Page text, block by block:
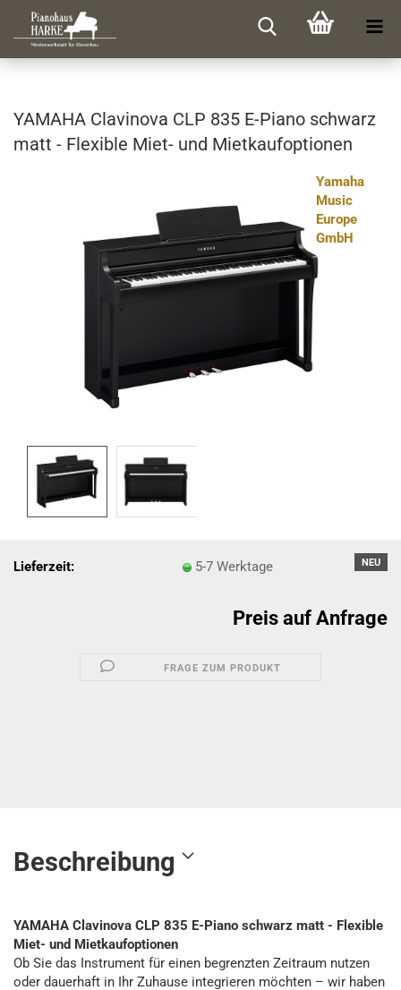
YA­MA­HA Cla­vi­no­va CLP 835 E-​Piano schwarz
matt - Fle­xi­ble Miet- und Miet­kauf­op­tio­nen
Yamaha
Music
Europe
GmbH
NEU
Lieferzeit: 5-7 Werktage
Preis auf Anfrage
FRAGE ZUM PRODUKT
Beschreibung
YAMAHA Clavinova CLP 835 E-​Piano schwarz matt - Flexible
Miet- und Mietkaufoptionen
Ob Sie das Instrument für einen begrenzten Zeitraum nutzen
oder dauerhaft in Ihr Zuhause integrieren möchten – wir haben